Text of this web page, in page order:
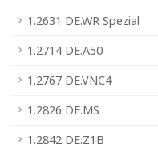
1.2631 DE.WR Spezial
1.2714 DE.A50
1.2767 DE.VNC4
1.2826 DE.MS
1.2842 DE.Z1B